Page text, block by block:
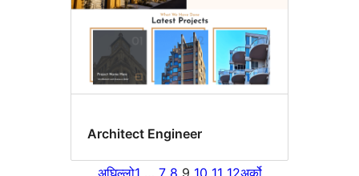
Architect Engineer